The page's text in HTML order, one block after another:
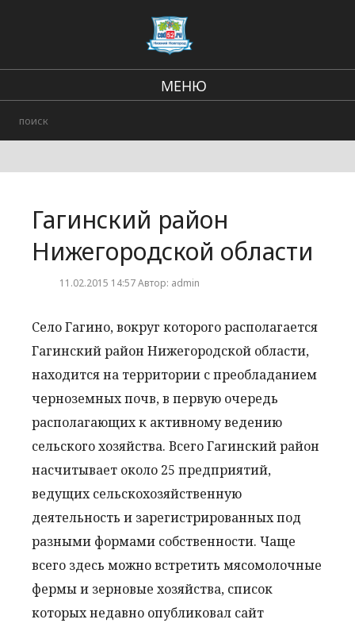
МЕНЮ
Городские события
Гагинский район
Нижегородской области
11.02.2015 14:57 Автор: admin
Село Гагино, вокруг которого располагается
Гагинский район Нижегородской области,
находится на территории с преобладанием
черноземных почв, в первую очередь
располагающих к активному ведению
сельского хозяйства. Всего Гагинский район
насчитывает около 25 предприятий,
ведущих сельскохозяйственную
деятельность и зарегистрированных под
разными формами собственности. Чаще
всего здесь можно встретить мясомолочные
фермы и зерновые хозяйства, список
которых недавно опубликовал сайт